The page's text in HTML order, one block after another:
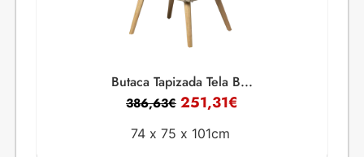
Butaca Tapizada Tela B...
386,63€ 251,31€
74 x 75 x 101cm